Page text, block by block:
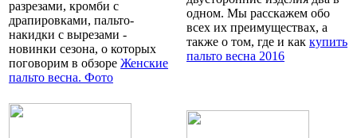
разрезами, кромби с
драпировками, пальто-
накидки с вырезами -
новинки сезона, о которых
поговорим в обзоре Женские
пальто весна. Фото
одном. Мы расскажем обо
всех их преимуществах, а
также о том, где и как купить
пальто весна 2016